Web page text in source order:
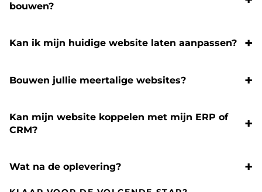
bouwen?
Kan ik mijn huidige website laten aanpassen?
Bouwen jullie meertalige websites?
Kan mijn website koppelen met mijn ERP of
CRM?
Wat na de oplevering?